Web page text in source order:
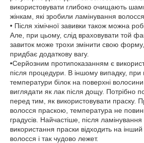
використовувати глибоко очищають
жінкам, які зробили ламінування волосся.
• Після хімічної завивки також можна
Але, при цьому, слід враховувати той
завиток може трохи змінити свою форму,
придбає додаткову вагу.
•Серйозним протипоказанням є
після процедури. В іншому випадку, при
температури білок на поверхні волосини
виглядати як лак після дощу. Потрібно
перед тим, як використовувати праску.
волосся праскою, температура не
градусів. Найчастіше, після ламінування
використання праски відходить на інший
волосся і так чудово лежет.